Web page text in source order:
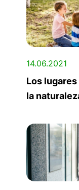
14.06.2021
Los
la